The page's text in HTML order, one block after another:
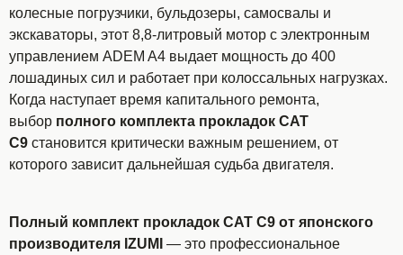
колесные погрузчики, бульдозеры, самосвалы и
экскаваторы, этот 8,8-литровый мотор с электронным
управлением ADEM A4 выдает мощность до 400
лошадиных сил и работает при колоссальных нагрузках.
Когда наступает время капитального ремонта,
выбор полного комплекта прокладок CAT
C9 становится критически важным решением, от
которого зависит дальнейшая судьба двигателя.
Полный комплект прокладок CAT C9 от японского
производителя IZUMI — это профессиональное